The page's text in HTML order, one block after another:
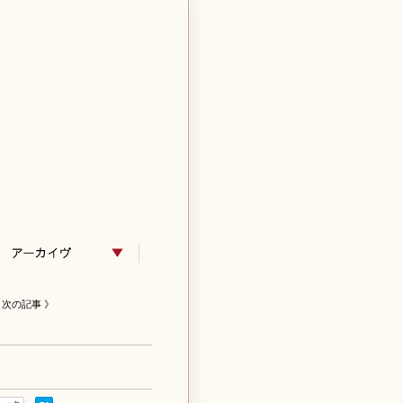
記事 》